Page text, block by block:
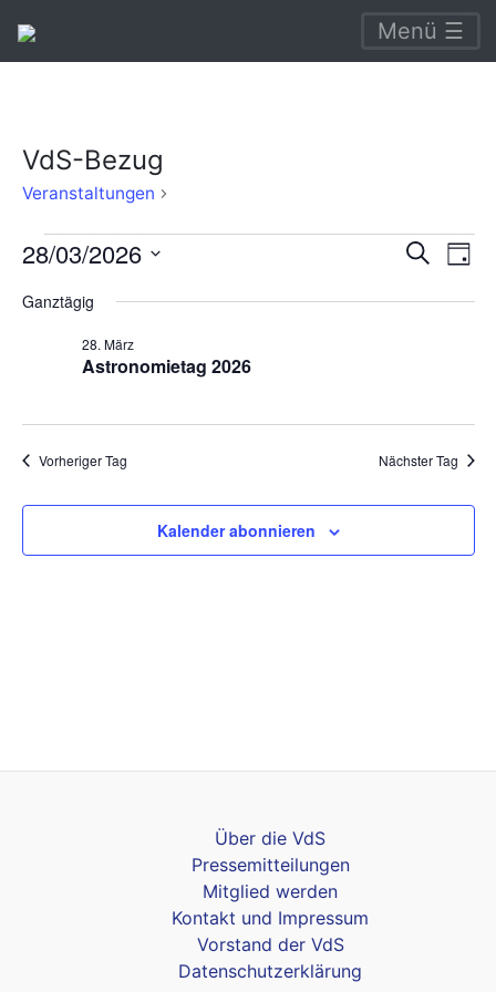
Menü ☰
VdS-Bezug
Veranstaltungen
Veranstaltungen
für
März
SucheTag
28/03/2026
wählen.
Ganztägig
Astronomietag 2026
28. März
Vorheriger Tag Nächster Tag
Kalender abonnieren
Über die VdS
Pressemitteilungen
Mitglied werden
Kontakt und Impressum
Vorstand der VdS
Datenschutzerklärung